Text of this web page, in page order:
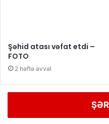
Şəhid atası vəfat etdi –
FOTO
2 həftə əvvəl